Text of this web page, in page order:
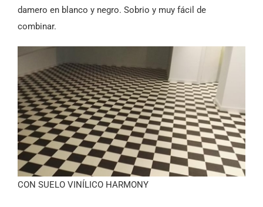
damero en blanco y negro. Sobrio y muy fácil de
combinar.
CON SUELO VINÍLICO HARMONY